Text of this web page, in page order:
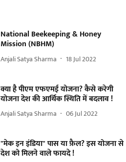
National Beekeeping & Honey
Mission (NBHM)
Anjali Satya Sharma 18 Jul 2022
क्या है पीएम एफएमई योजना? कैसे करेगी
योजना देश की आर्थिक स्थिति में बदलाव !
Anjali Satya Sharma 06 Jul 2022
"मेक इन इंडिया" पास या फ़ैल? इस योजना से
देश को मिलने वाले फायदे !